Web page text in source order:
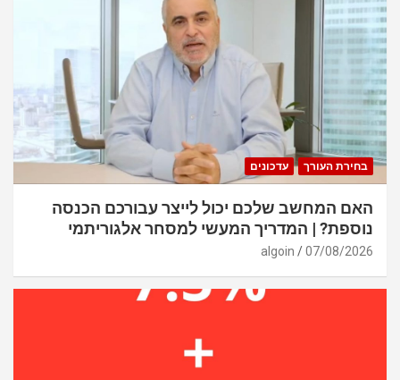
בחירת העורך עדכונים
האם המחשב שלכם יכול לייצר עבורכם הכנסה
נוספת? | המדריך המעשי למסחר אלגוריתמי
07/08/2026
algoin